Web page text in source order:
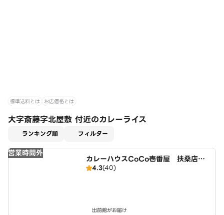
標準送料とは お店価格とは
大字斎藤字北屋敷 付近のカレーライス
ランキング順 フィルター
営業時間外
カレーハウスCoCo壱番屋 扶桑店（S
D）
4.3(40)
出前館がお届け